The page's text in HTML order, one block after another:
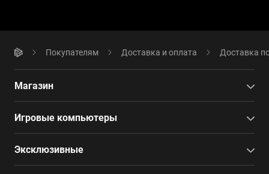
Покупателям Доставка и оплата Доставка
Магазин
Игровые компьютеры
Эксклюзивные